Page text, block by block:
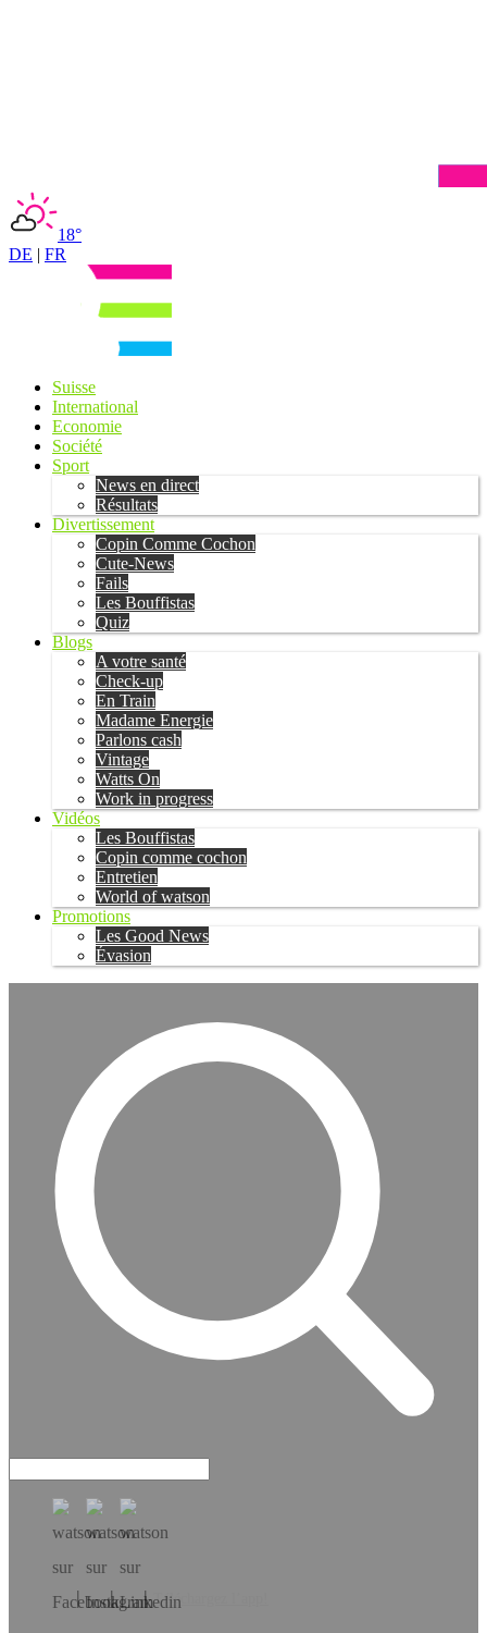
18°
DE | FR
Suisse
International
Economie
Société
Sport
News en direct
Résultats
Divertissement
Copin Comme Cochon
Cute-News
Fails
Les Bouffistas
Quiz
Blogs
A votre santé
Check-up
En Train
Madame Energie
Parlons cash
Vintage
Watts On
Work in progress
Vidéos
Les Bouffistas
Copin comme cochon
Entretien
World of watson
Promotions
Les Good News
Évasion
Téléchargez l’app!